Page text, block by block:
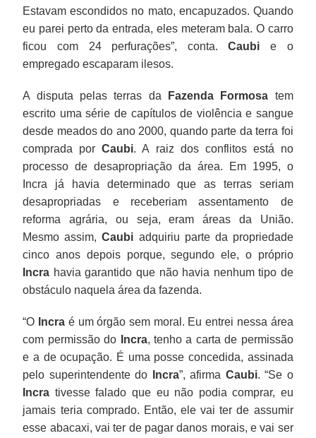
Estavam escondidos no mato, encapuzados. Quando
eu parei perto da entrada, eles meteram bala. O carro
ficou com 24 perfurações”, conta.Caubi e o
empregado escaparam ilesos.
A disputa pelas terras da Fazenda Formosa tem
escrito uma série de capítulos de violência e sangue
desde meados do ano 2000, quando parte da terra foi
comprada porCaubi. A raiz dos conflitos está no
processo de desapropriação da área. Em 1995, o
Incra já havia determinado que as terras seriam
desapropriadas e receberiam assentamento de
reforma agrária, ou seja, eram áreas da União.
Mesmo assim,Caubi adquiriu parte da propriedade
cinco anos depois porque, segundo ele, o próprio
Incra havia garantido que não havia nenhum tipo de
obstáculo naquela área da fazenda.
“O Incra é um órgão sem moral. Eu entrei nessa área
com permissão do
Incra, tenho a carta de permissão
e a de ocupação. É uma posse concedida, assinada
pelo superintendente do
Incra”, afirma Caubi. “Se o
Incra tivesse falado que eu não podia comprar, eu
jamais teria comprado. Então, ele vai ter de assumir
esse abacaxi, vai ter de pagar danos morais, e vai ser